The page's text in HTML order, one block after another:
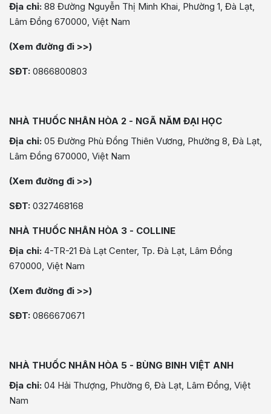
Địa chỉ: 88 Đường Nguyễn Thị Minh Khai, Phường 1, Đà Lạt,
Lâm Đồng 670000, Việt Nam
(Xem đường đi >>)
SĐT: 0866800803
NHÀ THUỐC NHÂN HÒA 2 - NGÃ NĂM ĐẠI HỌC
Địa chỉ: 05 Đường Phù Đổng Thiên Vương, Phường 8, Đà Lạt,
Lâm Đồng 670000, Việt Nam
(Xem đường đi >>)
SĐT: 0327468168
NHÀ THUỐC NHÂN HÒA 3 - COLLINE
Địa chỉ: 4-TR-21 Đà Lạt Center, Tp. Đà Lạt, Lâm Đồng
670000, Việt Nam
(Xem đường đi >>)
SĐT: 0866670671
NHÀ THUỐC NHÂN HÒA 5 - BÙNG BINH VIỆT ANH
Địa chỉ: 04 Hải Thượng, Phường 6, Đà Lạt, Lâm Đồng, Việt
Nam